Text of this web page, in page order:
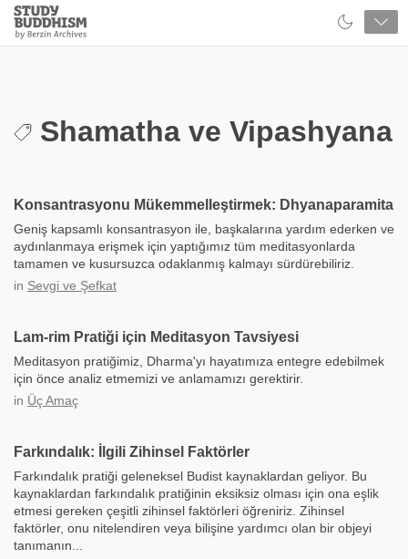
Close
Study
Buddhism
Shamatha ve Vipashyana
Konsantrasyonu Mükemmelleştirmek: Dhyanaparamita
Geniş kapsamlı konsantrasyon ile, başkalarına yardım ederken ve
aydınlanmaya erişmek için yaptığımız tüm meditasyonlarda
tamamen ve kusursuzca odaklanmış kalmayı sürdürebiliriz.
in Sevgi ve Şefkat
Lam-rim Pratiği için Meditasyon Tavsiyesi
Meditasyon pratiğimiz, Dharma'yı hayatımıza entegre edebilmek
için önce analiz etmemizi ve anlamamızı gerektirir.
in Üç Amaç
Farkındalık: İlgili Zihinsel Faktörler
Farkındalık pratiği geleneksel Budist kaynaklardan geliyor. Bu
kaynaklardan farkındalık pratiğinin eksiksiz olması için ona eşlik
etmesi gereken çeşitli zihinsel faktörleri öğreniriz. Zihinsel
faktörler, onu nitelendiren veya bilişine yardımcı olan bir objeyi
tanımanın...